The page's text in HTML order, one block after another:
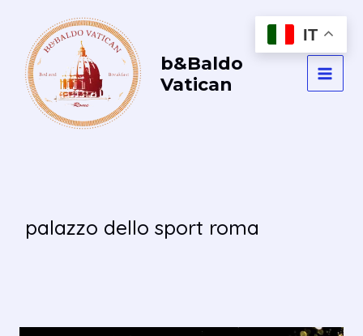
contenuto
b&Baldo
Vatican
palazzo dello sport roma
IT